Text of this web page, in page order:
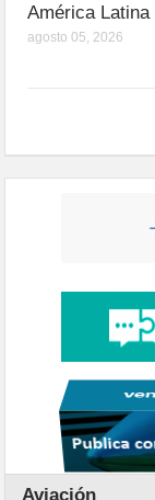
América Latina
agosto 05, 2026
Aviación